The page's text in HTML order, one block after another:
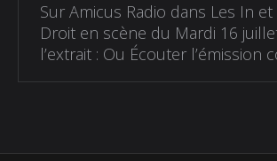
Sur Amicus Radio dans Les In
Droit en scène du Mardi 16
l’extrait : Ou Écouter l’émission